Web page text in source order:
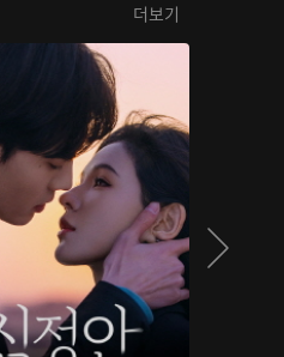
더보기